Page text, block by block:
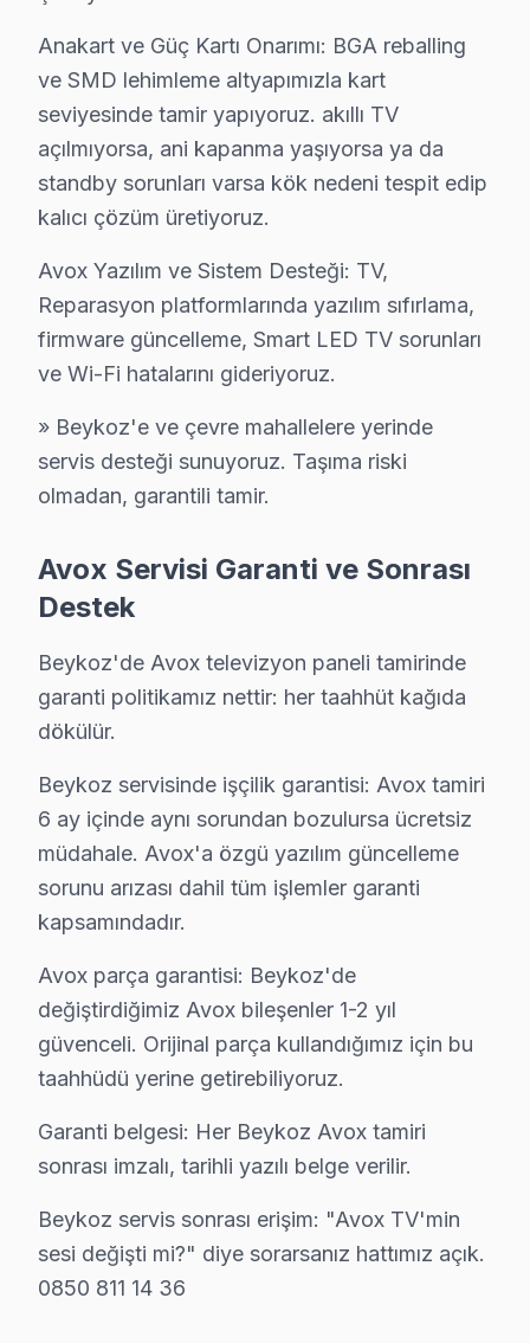
Örnekköy'de Avox TV Servisi
Örnekköy, genellikle modern yapıların bulunduğu
Paşabahçe'de Avox TV Servisi
Paşabahçe, tarihî dokusu ve sakinliğiyle bilinen bir
Paşamandıra, son yıllarda yeni yerleşim alanları ile
Polonezköy'de Avox TV Servisi
Polonezköy, doğa ile iç içe huzurlu bir yaşam
Poyrazköy'de Avox TV Servisi
Poyrazköy, doğası ve sakin yapısıyla dikkat
Riva mahallemizde yaşayan Ahmet Bey, Avox
Rüzgarlıbahçe'de oturan Elif Hanım, Avox
Soğuksu'da Avox TV Servisi
Soğuksu mahallesinde, Kemal Bey’in Avox TV’sinde
Tokatköy'de Avox TV Servisi
Tokatköy'de yaşayan Selma Hanım, televizyonun
Yalıköy'de Avox TV Servisi
Yalıköy'deki evinde Avox televizyonunuz’sinde
Yavuz Selim'de Avox TV Servisi
Yavuz Selim mahallesinde Ahsen Hanım, Avox
Yeni Mahalle'de Avox TV Servisi
Yeni Mahalle’de oturan Burak Bey, televizyonun
Zerzavatçı'da Avox TV Servisi
Zerzavatçı mahallesinde, Gaye Hanım’ın Avox
Anakart ve Güç Kartı Onarımı: BGA reballing
ve SMD lehimleme altyapımızla kart
seviyesinde tamir yapıyoruz. akıllı TV
açılmıyorsa, ani kapanma yaşıyorsa ya da
standby sorunları varsa kök nedeni tespit edip
kalıcı çözüm üretiyoruz.
Avox Yazılım ve Sistem Desteği: TV,
Reparasyon platformlarında yazılım sıfırlama,
firmware güncelleme, Smart LED TV sorunları
ve Wi-Fi hatalarını gideriyoruz.
» Beykoz'e ve çevre mahallelere yerinde
servis desteği sunuyoruz. Taşıma riski
olmadan, garantili tamir.
Avox Servisi Garanti ve Sonrası
Destek
Beykoz'de Avox televizyon paneli tamirinde
garanti politikamız nettir: her taahhüt kağıda
dökülür.
Beykoz servisinde işçilik garantisi: Avox tamiri
6 ay içinde aynı sorundan bozulursa ücretsiz
müdahale. Avox'a özgü yazılım güncelleme
sorunu arızası dahil tüm işlemler garanti
kapsamındadır.
Avox parça garantisi: Beykoz'de
değiştirdiğimiz Avox bileşenler 1-2 yıl
güvenceli. Orijinal parça kullandığımız için bu
taahhüdü yerine getirebiliyoruz.
Garanti belgesi: Her Beykoz Avox tamiri
sonrası imzalı, tarihli yazılı belge verilir.
Beykoz servis sonrası erişim: "Avox TV'min
sesi değişti mi?" diye sorarsanız hattımız açık.
0850 811 14 36